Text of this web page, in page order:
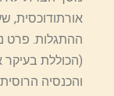
אורתודוכסית,
ההתגלות. פרט
(הכוללת בעיקר
והכנסיה